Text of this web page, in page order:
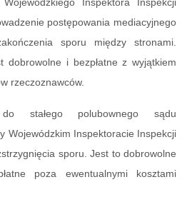
postępowania mediacyjnego
sporu między stronami.
dobrowolne i bezpłatne z wyjątkiem
rzeczoznawców.
stałego polubownego sądu
Wojewódzkim Inspektoracie Inspekcji
sporu. Jest to dobrowolne
poza ewentualnymi kosztami